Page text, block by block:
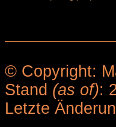
© Copyright:
Stand (as of):
Letzte